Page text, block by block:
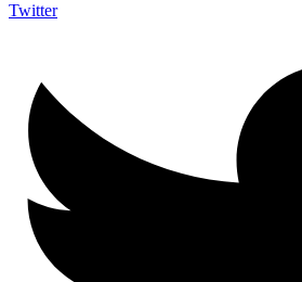
Twitter